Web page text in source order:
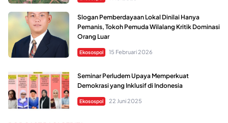
Slogan Pemberdayaan Lokal Dinilai Hanya
Pemanis, Tokoh Pemuda Wilalang Kritik Dominasi
Orang Luar
Ekosospol 15 Februari 2026
Seminar Perludem Upaya Memperkuat
Demokrasi yang Inklusif di Indonesia
Ekosospol 22 Juni 2025